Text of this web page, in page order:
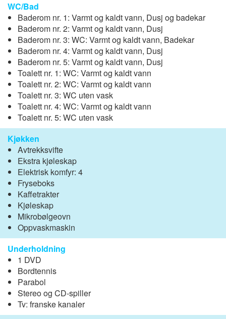
WC/Bad
Baderom nr. 1: Varmt og kaldt vann, Dusj og badekar
Baderom nr. 2: Varmt og kaldt vann, Dusj
Baderom nr. 3: WC: Varmt og kaldt vann, Badekar
Baderom nr. 4: Varmt og kaldt vann, Dusj
Baderom nr. 5: Varmt og kaldt vann, Dusj
Toalett nr. 1: WC: Varmt og kaldt vann
Toalett nr. 2: WC: Varmt og kaldt vann
Toalett nr. 3: WC uten vask
Toalett nr. 4: WC: Varmt og kaldt vann
Toalett nr. 5: WC uten vask
Kjøkken
Avtrekksvifte
Ekstra kjøleskap
Elektrisk komfyr: 4
Fryseboks
Kaffetrakter
Kjøleskap
Mikrobølgeovn
Oppvaskmaskin
Underholdning
1 DVD
Bordtennis
Parabol
Stereo og CD-spiller
Tv: franske kanaler